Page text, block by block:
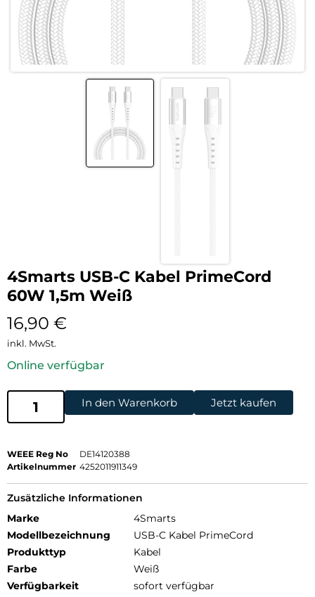
4Smarts USB-C Kabel PrimeCord
60W 1,5m Weiß
16,90 €
inkl. MwSt.
Online verfügbar
In den Warenkorb Jetzt kaufen
WEEE Reg No
DE14120388
Artikelnummer 4252011911349
Zusätzliche Informationen
Marke
4Smarts
Modellbezeichnung
USB-C Kabel PrimeCord
Produkttyp
Kabel
Farbe
Weiß
Verfügbarkeit
sofort verfügbar